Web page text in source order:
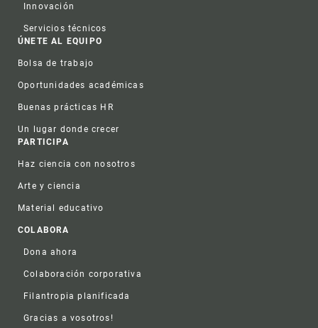
Innovación
Servicios técnicos
ÚNETE AL EQUIPO
Bolsa de trabajo
Oportunidades académicas
Buenas prácticas HR
Un lugar donde crecer
PARTICIPA
Haz ciencia con nosotros
Arte y ciencia
Material educativo
COLABORA
Dona ahora
Colaboración corporativa
Filantropia planificada
Gracias a vosotros!